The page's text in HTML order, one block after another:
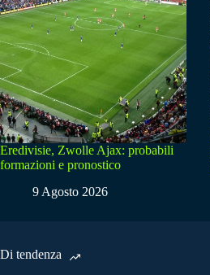
Eredivisie, Zwolle Ajax: probabili
formazioni e pronostico
9 Agosto 2026
Di tendenza